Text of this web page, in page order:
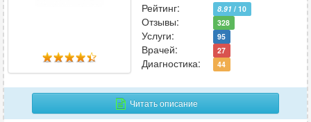
Рейтинг:
8.91 / 10
Отзывы: 328
Услуги: 95
Врачей: 27
Диагностика: 44
Читать описание